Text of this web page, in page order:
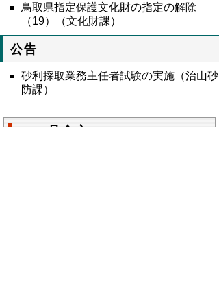
鳥取県指定保護文化財の指定の解除
（19）（文化財課）
公告
砂利採取業務主任者試験の実施（治山砂
防課）
8528号全文